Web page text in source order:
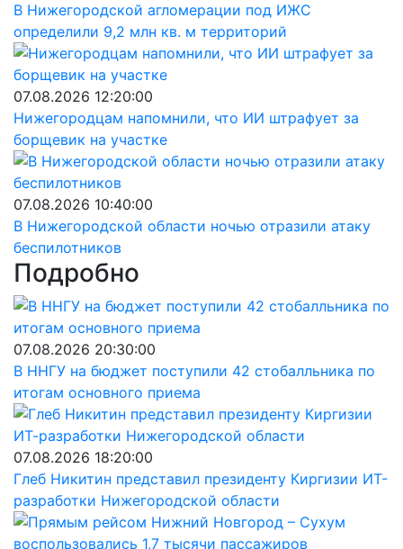
В Нижегородской агломерации под ИЖС
определили 9,2 млн кв. м территорий
07.08.2026 12:20:00
Нижегородцам напомнили, что ИИ штрафует за
борщевик на участке
07.08.2026 10:40:00
В Нижегородской области ночью отразили атаку
беспилотников
Подробно
07.08.2026 20:30:00
В ННГУ на бюджет поступили 42 стобалльника по
итогам основного приема
07.08.2026 18:20:00
Глеб Никитин представил президенту Киргизии ИТ-
разработки Нижегородской области